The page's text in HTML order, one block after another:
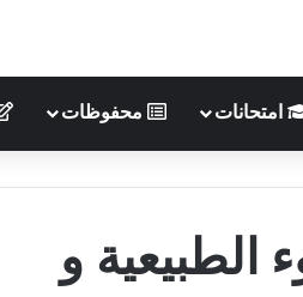
امتحانات محفوظات
و